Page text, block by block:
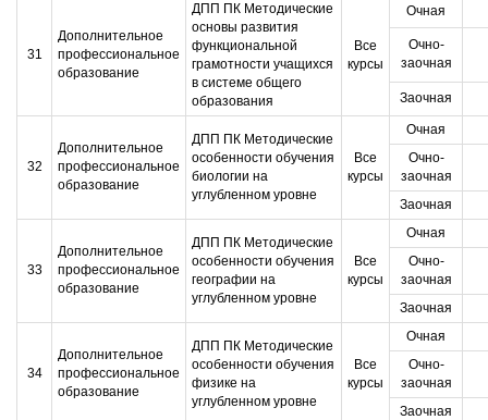
31
Дополнительное
профессиональное
образование
ДПП ПК Методические
основы развития
функциональной
грамотности учащихся
в системе общего
образования
Все
курсы
Очная
Очно-
заочная
Заочная
32
Дополнительное
профессиональное
образование
ДПП ПК Методические
особенности обучения
биологии на
углубленном уровне
Все
курсы
Очная
Очно-
заочная
Заочная
33
Дополнительное
профессиональное
образование
ДПП ПК Методические
особенности обучения
географии на
углубленном уровне
Все
курсы
Очная
Очно-
заочная
Заочная
34
Дополнительное
профессиональное
образование
ДПП ПК Методические
особенности обучения
физике на
углубленном уровне
Все
курсы
Очная
Очно-
заочная
Заочная